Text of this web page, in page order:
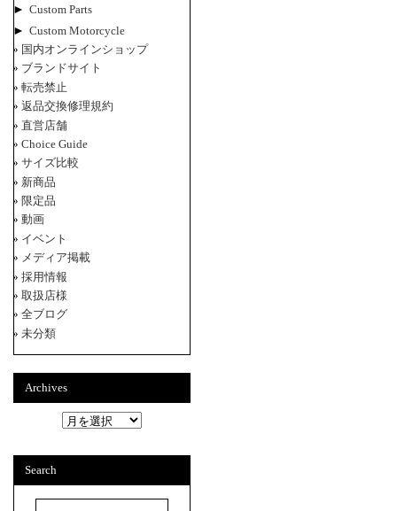
► Custom Parts
► Custom Motorcycle
国内オンラインショップ
ブランドサイト
転売禁止
返品交換修理規約
直営店舗
Choice Guide
サイズ比較
新商品
限定品
動画
イベント
メディア掲載
採用情報
取扱店様
全ブログ
未分類
Archives
h
v
Search